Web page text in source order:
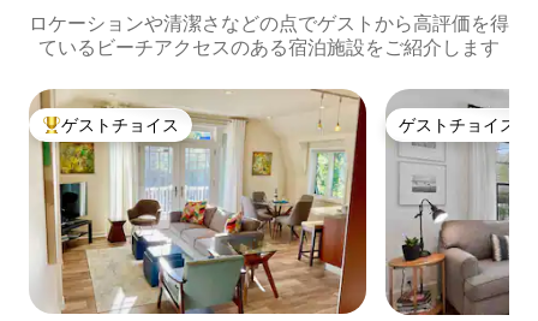
ロケーションや清潔さなどの点でゲストから高評価を得
ているビーチアクセスのある宿泊施設をご紹介します
大好評のゲストチョイスです。
ゲストチョイス ゲストチョイス
ゲストチョイス